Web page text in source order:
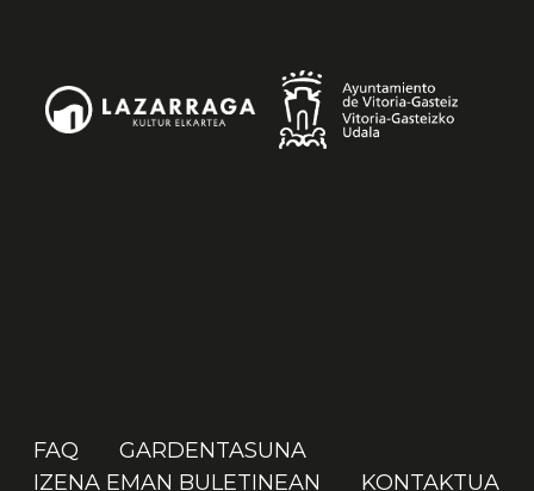
FAQ
GARDENTASUNA
IZENA EMAN BULETINEAN
KONTAKTUA